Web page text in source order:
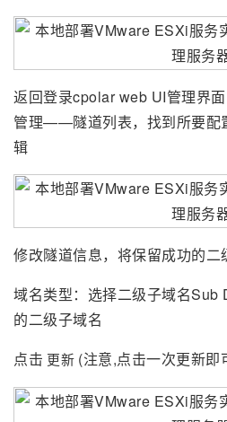
返回登录cpolar web UI管理界
管理——隧道列表，找到所要配
辑
修改隧道信息，将保留成功的
域名类型：选择二级子域名Sub
的二级子域名
点击 更新 (注意,点击一次更新即